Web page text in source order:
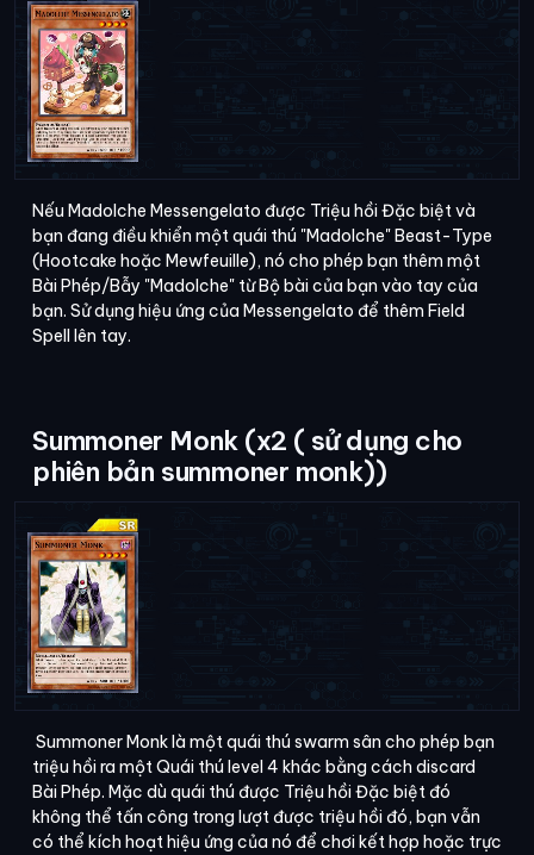
Nếu Madolche Messengelato được Triệu hồi Đặc biệt và
bạn đang điều khiển một quái thú "Madolche" Beast-Type
(Hootcake hoặc Mewfeuille), nó cho phép bạn thêm một
Bài Phép/Bẫy "Madolche" từ Bộ bài của bạn vào tay của
bạn. Sử dụng hiệu ứng của Messengelato để thêm Field
Spell lên tay.
Summoner Monk (x2 ( sử dụng cho
phiên bản summoner monk))
Summoner Monk là một quái thú swarm sân cho phép bạn
triệu hồi ra một Quái thú level 4 khác bằng cách discard
Bài Phép. Mặc dù quái thú được Triệu hồi Đặc biệt đó
không thể tấn công trong lượt được triệu hồi đó, bạn vẫn
có thể kích hoạt hiệu ứng của nó để chơi kết hợp hoặc trực